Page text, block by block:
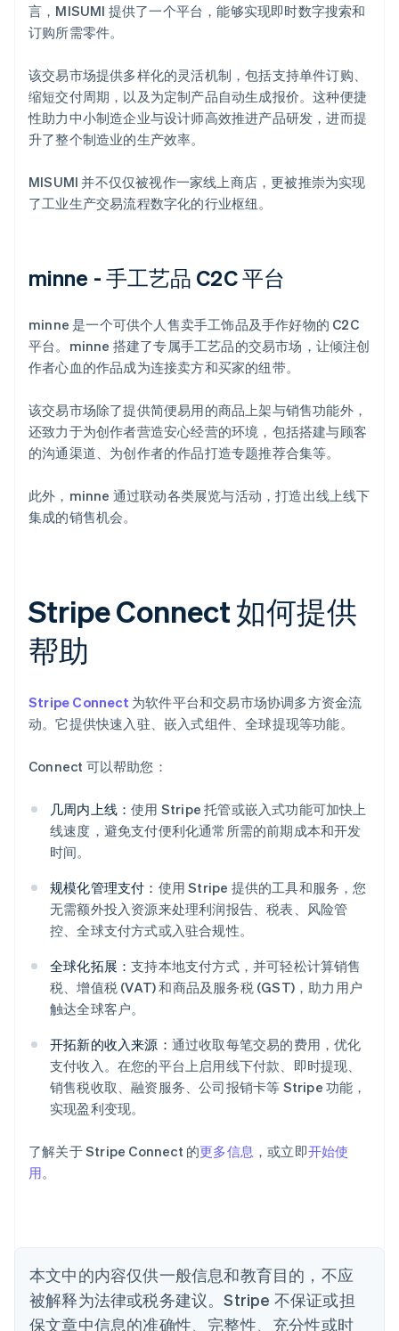
言，MISUMI 提供了一个平台，能够实现即时数字搜索和
订购所需零件。
该交易市场提供多样化的灵活机制，包括支持单件订购、
缩短交付周期，以及为定制产品自动生成报价。这种便捷
性助力中小制造企业与设计师高效推进产品研发，进而提
升了整个制造业的生产效率。
MISUMI 并不仅仅被视作一家线上商店，更被推崇为实现
了工业生产交易流程数字化的行业枢纽。
minne - 手工艺品 C2C 平台
minne 是一个可供个人售卖手工饰品及手作好物的 C2C
平台。minne 搭建了专属手工艺品的交易市场，让倾注创
作者心血的作品成为连接卖方和买家的纽带。
该交易市场除了提供简便易用的商品上架与销售功能外，
还致力于为创作者营造安心经营的环境，包括搭建与顾客
的沟通渠道、为创作者的作品打造专题推荐合集等。
此外，minne 通过联动各类展览与活动，打造出线上线下
集成的销售机会。
Stripe Connect 如何提供
帮助
Stripe Connect 为软件平台和交易市场协调多方资金流
动。它提供快速入驻、嵌入式组件、全球提现等功能。
Connect 可以帮助您：
几周内上线：使用 Stripe 托管或嵌入式功能可加快上
线速度，避免支付便利化通常所需的前期成本和开发
时间。
规模化管理支付： 使用 Stripe 提供的工具和服务，您
无需额外投入资源来处理利润报告、税表、风险管
控、全球支付方式或入驻合规性。
全球化拓展：支持本地支付方式，并可轻松计算销售
税、增值税 (VAT) 和商品及服务税 (GST)，助力用户
触达全球客户。
开拓新的收入来源： 通过收取每笔交易的费用，优化
支付收入。在您的平台上启用线下付款、即时提现、
销售税收取、融资服务、公司报销卡等 Stripe 功能，
实现盈利变现。
了解关于 Stripe Connect 的更多信息 ，或立即开始使
用。
本文中的内容仅供一般信息和教育目的，不应
被解释为法律或税务建议。Stripe 不保证或担
保文章中信息的准确性、完整性、充分性或时
English
爱尔兰
English
English
奥地利
Deutsch English
澳大利亚
English
PortuguêsEnglish
丹麦
德国
DeutschEnglish